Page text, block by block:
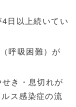
日以上続いてい
呼吸困難）が
き・息切れが
ス感染症の流